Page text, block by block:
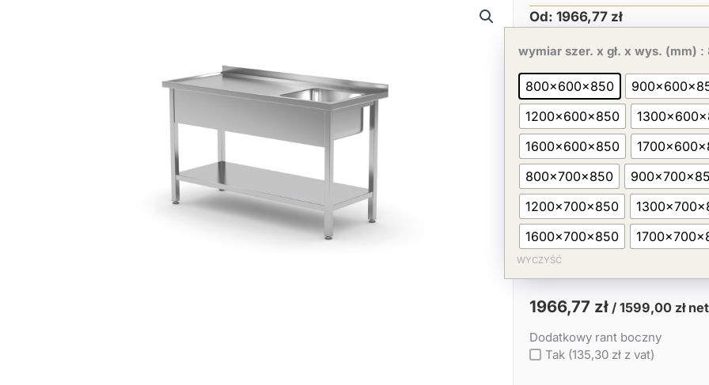
Od: 1966,77 zł
wymiar szer. x gł. x wys. (mm) :
800x600x850
1200x600x850
1600x600x850
800x700x850
1200x700x850
1600x700x850
WYCZYŚĆ
Pierwotna
cena
wynosiła:
3025,80 zł.
1966,77 zł
Aktualna
cena
wynosi:
1966,77 zł.
/ 1599,00 zł
Dodatkowy rant boczny
Tak (135,30 zł z vat)
Stół
z
półką
+
zlew
(P)